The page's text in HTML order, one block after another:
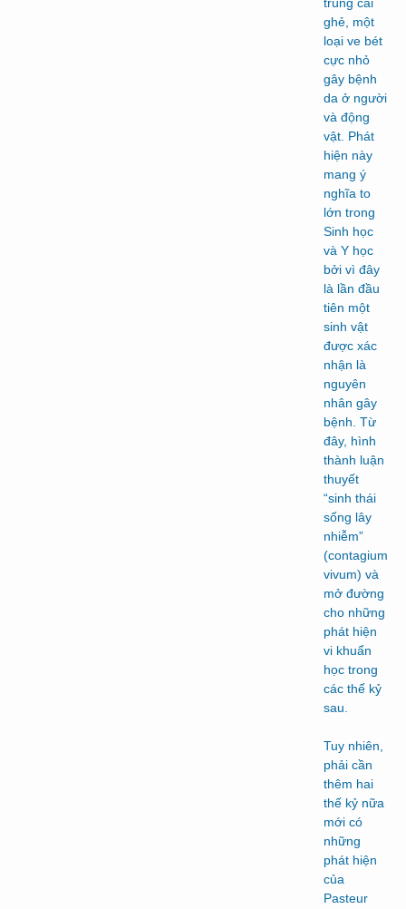
ghẻ, một
loại ve bét
cực nhỏ
gây bệnh
da ở người
và động
vật. Phát
hiện này
mang ý
nghĩa to
lớn trong
Sinh học
và Y học
bởi vì đây
là lần đầu
tiên một
sinh vật
được xác
nhận là
nguyên
nhân gây
bệnh. Từ
đây, hình
thành luận
thuyết
“sinh thái
sống lây
nhiễm”
(contagium
vivum) và
mở đường
cho những
phát hiện
vi khuẩn
học trong
các thế kỷ
sau.
Tuy nhiên,
phải cần
thêm hai
thế kỷ nữa
mới có
những
phát hiện
của
Pasteur